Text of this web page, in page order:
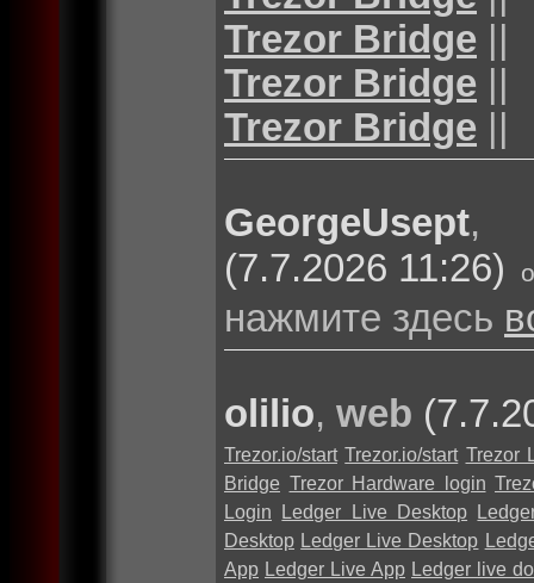
Trezor Bridge ||
Trezor Bridge ||
Trezor Bridge ||
GeorgeUsept
(7.7.2026 11:26)
нажмите здесь
olilio, web
Trezor.io/start Trezor.io/start Trezor
Bridge Trezor Hardware login
Login
Ledger Live Desktop
Desktop Ledger Live Desktop
App Ledger Live App Ledger live